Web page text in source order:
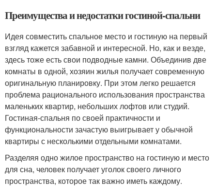
Преимущества и недостатки гостиной-спальни
Идея совместить спальное место и гостиную на первый
взгляд кажется забавной и интересной. Но, как и везде,
здесь тоже есть свои подводные камни. Объединив две
комнаты в одной, хозяин жилья получает современную
оригинальную планировку. При этом легко решается
проблема рационального использования пространства
маленьких квартир, небольших лофтов или студий.
Гостиная-спальня по своей практичности и
функциональности зачастую выигрывает у обычной
квартиры с несколькими отдельными комнатами.
Разделяя одно жилое пространство на гостиную и место
для сна, человек получает уголок своего личного
пространства, которое так важно иметь каждому.